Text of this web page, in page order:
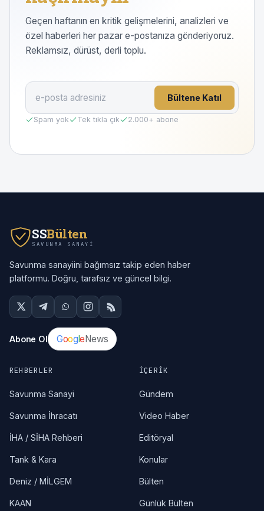
Geçen haftanın en kritik gelişmelerini, analizleri ve
özel haberleri her pazar e-postanıza gönderiyoruz.
Reklamsız, dürüst, derli toplu.
Bültene Katıl
Spam yok Tek tıkla çık 2.000+ abone
SSBülten
SAVUNMA SANAYI
Savunma sanayiini bağımsız takip eden haber
platformu. Doğru, tarafsız ve güncel bilgi.
Abone Ol GoogleNews
REHBERLER
Savunma Sanayi
Savunma İhracatı
İHA / SİHA Rehberi
Tank & Kara
Deniz / MİLGEM
KAAN
İÇERIK
Gündem
Video Haber
Editöryal
Konular
Bülten
Günlük Bülten